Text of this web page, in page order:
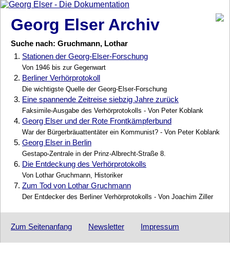
Georg Elser Archiv
Suche nach: Gruchmann, Lothar
1. Stationen der Georg-Elser-Forschung
Von 1946 bis zur Gegenwart
2. Berliner Verhörprotokoll
Die wichtigste Quelle der Georg-Elser-Forschung
3. Eine spannende Zeitreise siebzig Jahre zurück
Faksimile-Ausgabe des Verhörprotokolls - Von Peter Koblank
4. Georg Elser und der Rote Frontkämpferbund
War der Bürgerbräuattentäter ein Kommunist? - Von Peter Koblank
5. Georg Elser in Berlin
Gestapo-Zentrale in der Prinz-Albrecht-Straße 8.
6. Die Entdeckung des Verhörprotokolls
Von Lothar Gruchmann, Historiker
7. Zum Tod von Lothar Gruchmann
Der Entdecker des Berliner Verhörprotokolls - Von Joachim Ziller
Zum Seitenanfang Newsletter Impressum